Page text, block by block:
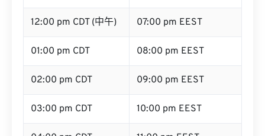
12:00 pm CDT (中午) 07:00 pm EEST
01:00 pm CDT 08:00 pm EEST
02:00 pm CDT 09:00 pm EEST
03:00 pm CDT 10:00 pm EEST